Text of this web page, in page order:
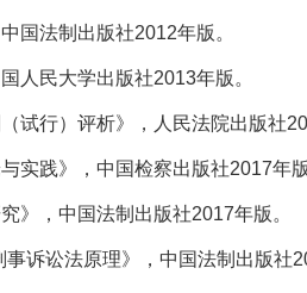
国法制出版社2012年版。
人民大学出版社2013年版。
试行）评析》，人民法院出版社
实践》，中国检察出版社2017年版
》，中国法制出版社2017年版。
事诉讼法原理》，中国法制出版社